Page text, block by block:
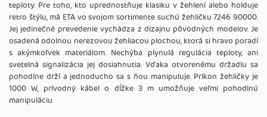
teploty. Pre toho, kto uprednostňuje klasiku v žehlení alebo holduje
retro štýlu, má ETA vo svojom sortimente suchú žehličku 7246 90000.
Jej jedinečné prevedenie vychádza z dizajnu pôvodných modelov. Je
osadená odolnou nerezovou žehliacou plochou, ktorá si hravo poradí
s akýmkoľvek materiálom. Nechýba plynulá regulácia teploty, ani
svetelná signalizácia jej dosiahnutia. Vďaka otvorenému držadlu sa
pohodlne drží a jednoducho sa s ňou manipuluje. Príkon žehličky je
1000 W, prívodný kábel o dĺžke 3 m umožňuje veľmi pohodlnú
manipuláciu.